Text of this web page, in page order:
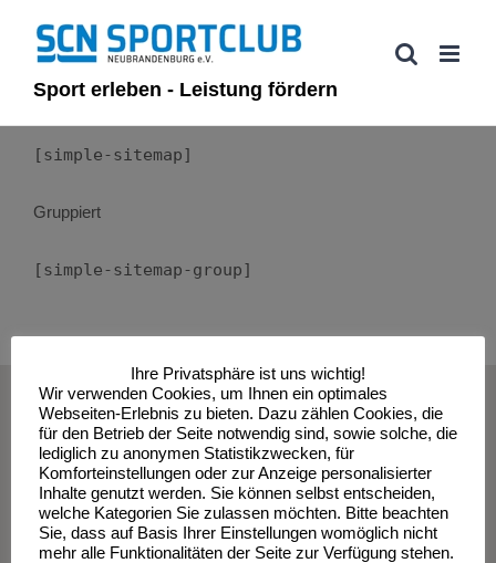
Inhalt
springenSport erleben - Leistung fördern
[simple-sitemap]
Gruppiert
[simple-sitemap-group]
© Sportclub Neubrandenburg e.V. | All Rights Reserved
Impressum Datenschutzerklärung
Ihre Privatsphäre ist uns wichtig!
Wir verwenden Cookies, um Ihnen ein optimales
Webseiten-Erlebnis zu bieten. Dazu zählen Cookies, die
für den Betrieb der Seite notwendig sind, sowie solche, die
lediglich zu anonymen Statistikzwecken, für
Komforteinstellungen oder zur Anzeige personalisierter
Inhalte genutzt werden. Sie können selbst entscheiden,
welche Kategorien Sie zulassen möchten. Bitte beachten
Sie, dass auf Basis Ihrer Einstellungen womöglich nicht
mehr alle Funktionalitäten der Seite zur Verfügung stehen.